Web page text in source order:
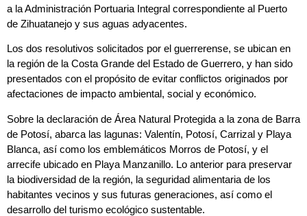
a la Administración Portuaria Integral correspondiente al Puerto
de Zihuatanejo y sus aguas adyacentes.
Los dos resolutivos solicitados por el guerrerense, se ubican en
la región de la Costa Grande del Estado de Guerrero, y han sido
presentados con el propósito de evitar conflictos originados por
afectaciones de impacto ambiental, social y económico.
Sobre la declaración de Área Natural Protegida a la zona de Barra
de Potosí, abarca las lagunas: Valentín, Potosí, Carrizal y Playa
Blanca, así como los emblemáticos Morros de Potosí, y el
arrecife ubicado en Playa Manzanillo. Lo anterior para preservar
la biodiversidad de la región, la seguridad alimentaria de los
habitantes vecinos y sus futuras generaciones, así como el
desarrollo del turismo ecológico sustentable.